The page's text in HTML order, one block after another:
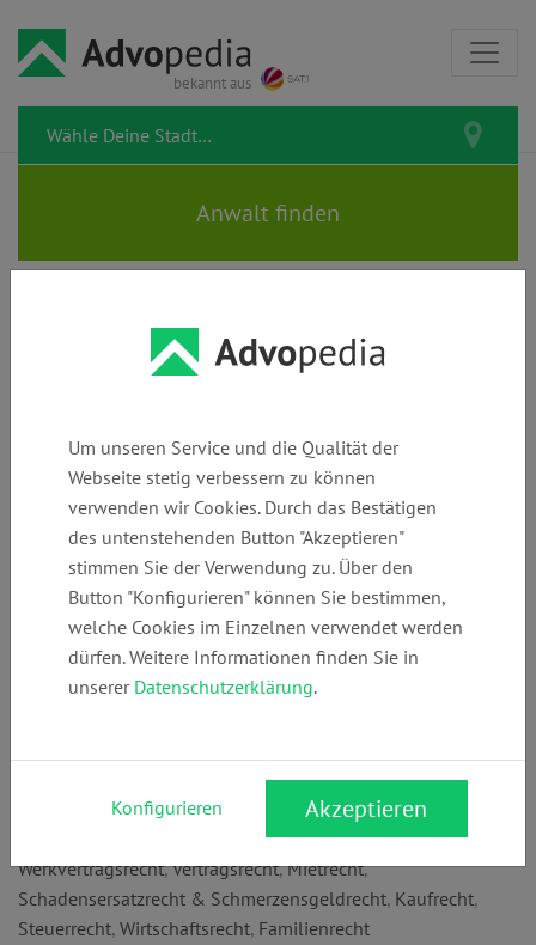
bekannt aus
Rechtsanwalt HAKAN YILMAZ |
Telefon:
+49 (0)
23195651782
E-Mail:
info@dortmund
-rae.de
Webseite:
www.dortmund-
rae.de
Rechtsgebiete:
Arbeitsrecht,Zivilrecht,
Werkvertragsrecht,Vertragsrecht,Mietrecht,
Schadensersatzrecht & Schmerzensgeldrecht, Kaufrecht,
Steuerrecht, Wirtschaftsrecht, Familienrecht
Um unseren Service und die Qualität der
Webseite stetig verbessern zu können
verwenden wir Cookies. Durch das Bestätigen
des untenstehenden Button "Akzeptieren"
stimmen Sie der Verwendung zu. Über den
Button "Konfigurieren" können Sie bestimmen,
welche Cookies im Einzelnen verwendet werden
dürfen. Weitere Informationen finden Sie in
unserer Datenschutzerklärung.
Konfigurieren Akzeptieren